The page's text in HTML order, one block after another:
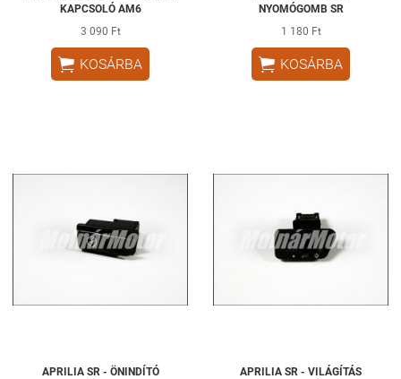
KAPCSOLÓ AM6
3 090 Ft
 KOSÁRBA
NYOMÓGOMB SR
1 180 Ft
 KOSÁRBA
APRILIA SR - ÖNINDÍTÓ
APRILIA SR - VILÁGÍTÁS